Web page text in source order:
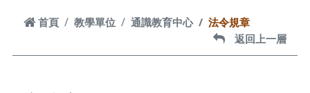
首頁
首頁 教學單位 通識教育中心 法令規章
返回上一層
返回上一層